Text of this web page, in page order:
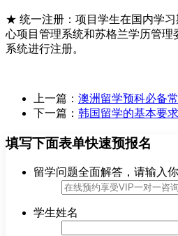
★ 统一注册：项目学生在国内学
心项目管理系统和苏格兰学历管理
系统进行注册。
上一篇： 澳洲留学预科必备
下一篇： 韩国留学的基本要求
填写下面表单快速预报名
留学问题全面解答，请输入
学生姓名